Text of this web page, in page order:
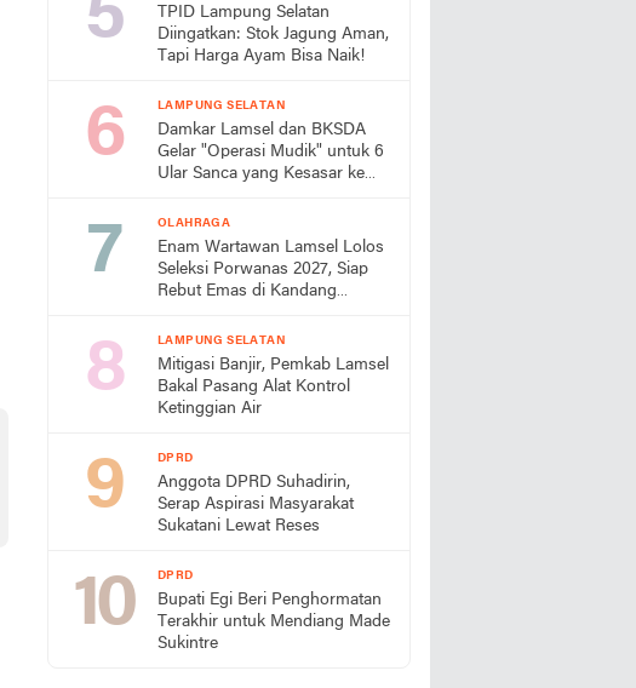
TPID Lampung Selatan
Diingatkan: Stok Jagung Aman,
Tapi Harga Ayam Bisa Naik!
LAMPUNG SELATAN
Damkar Lamsel dan BKSDA
Gelar "Operasi Mudik" untuk 6
Ular Sanca yang Kesasar ke
OLAHRAGA
Enam Wartawan Lamsel Lolos
Seleksi Porwanas 2027, Siap
Rebut Emas di Kandang
LAMPUNG SELATAN
Mitigasi Banjir, Pemkab Lamsel
Bakal Pasang Alat Kontrol
Ketinggian Air
DPRD
Anggota DPRD Suhadirin,
Serap Aspirasi Masyarakat
Sukatani Lewat Reses
DPRD
Bupati Egi Beri Penghormatan
Terakhir untuk Mendiang Made
Sukintre